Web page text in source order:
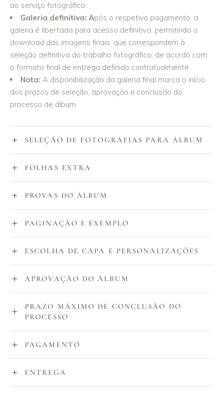
ao serviço fotográfico.
Galeria definitiva: Após o respetivo pagamento, a
galeria é libertada para acesso definitivo, permitindo o
download das imagens finais, que correspondem à
seleção definitiva do trabalho fotográfico, de acordo com
o formato final de entrega definido contratualmente.
Nota: A disponibilização da galeria final marca o início
dos prazos de seleção, aprovação e conclusão do
processo de álbum.
SELEÇÃO DE FOTOGRAFIAS PARA ÁLBUM
FOLHAS EXTRA
PROVAS DO ÁLBUM
PAGINAÇÃO E EXEMPLO
ESCOLHA DE CAPA E PERSONALIZAÇÕES
APROVAÇÃO DO ÁLBUM
PRAZO MÁXIMO DE CONCLUSÃO DO
PROCESSO
PAGAMENTO
ENTREGA